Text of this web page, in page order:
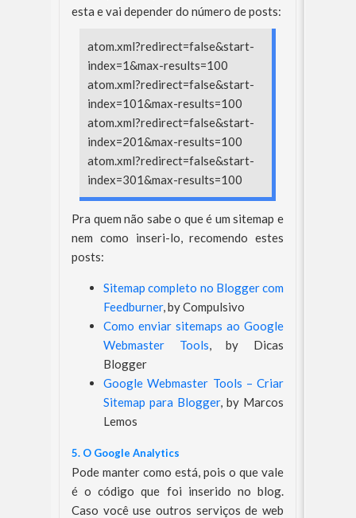
esta e vai depender do número de posts:
atom.xml?redirect=false&start-
index=1&max-results=100
atom.xml?redirect=false&start-
index=101&max-results=100
atom.xml?redirect=false&start-
index=201&max-results=100
atom.xml?redirect=false&start-
index=301&max-results=100
Pra quem não sabe o que é um sitemap e
nem como inseri-lo, recomendo estes
posts:
Sitemap completo no Blogger com
Feedburner, by Compulsivo
Como enviar sitemaps ao Google
Webmaster Tools, by Dicas
Blogger
Google Webmaster Tools – Criar
Sitemap para Blogger, by Marcos
Lemos
5. O Google Analytics
Pode manter como está, pois o que vale
é o código que foi inserido no blog.
Caso você use outros serviços de web